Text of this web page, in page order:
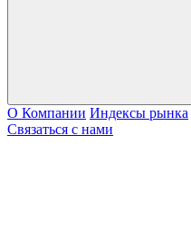
О Компании Индексы рынка
Связаться с нами